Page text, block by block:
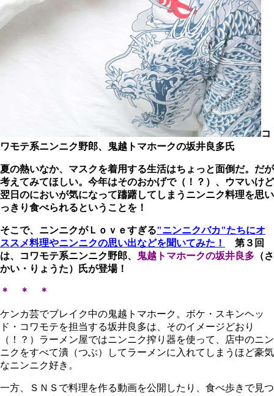
コ
ワモテ系ニンニク野郎、鬼越トマホークの坂井良多氏
夏の熱いなか、マスクを着用する生活はちょっと面倒だ。だが
考えてみてほしい。今年はそのおかげで（！？）、ウマいけど
翌日のにおいが気になって躊躇してしまうニンニク料理を思い
っきり食べられるということを！
そこで、ニンニクがＬｏｖｅすぎる"ニンニクバカ"たちにオ
ススメ料理やニンニクの思い出などを聞いてみた！
第３回
は、コワモテ系ニンニク野郎、
鬼越トマホークの坂井良多 （さ
かい・りょうた）氏が登場！
＊ ＊ ＊
ケンカ芸でブレイク中の鬼越トマホーク。ボケ・スキンヘッ
ド・コワモテを担当する坂井良多は、そのイメージどおり
（！？）ラーメン屋ではニンニク搾り器を使って、店中のニン
ニクをすべて潰（つぶ）してラーメンに入れてしまうほど豪気
なニンニク好き。
一方、ＳＮＳで料理を作る動画を公開したり、食べ歩きで見つ